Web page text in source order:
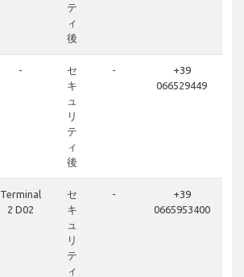
テ
ィ
後
-
セ
キ
ュ
リ
テ
ィ
後
-
+39
066529449
Terminal
2 D02
セ
キ
ュ
リ
テ
ィ
-
+39
0665953400